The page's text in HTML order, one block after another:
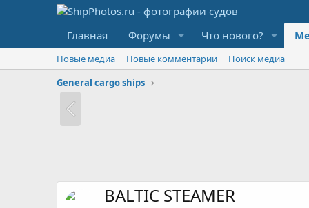
Главная Форумы Что нового?
Новые медиа Новые комментарии
Поиск медиа
General cargo ships
BALTIC STEAMER